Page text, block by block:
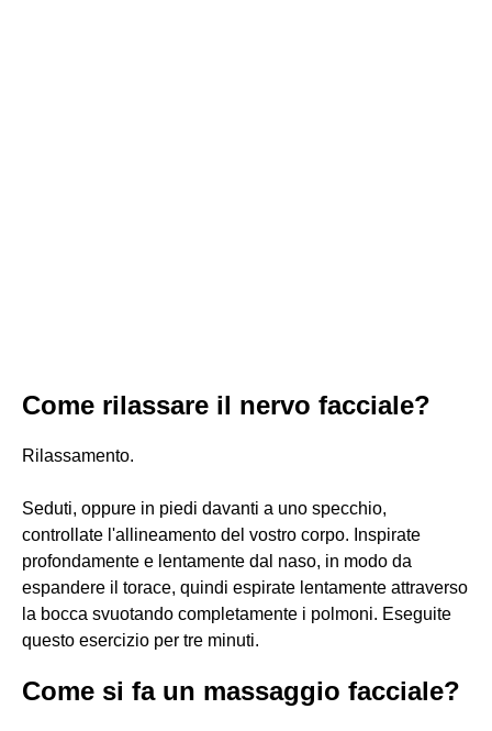
Come rilassare il nervo facciale?
Rilassamento.
Seduti, oppure in piedi davanti a uno specchio,
controllate l'allineamento del vostro corpo. Inspirate
profondamente e lentamente dal naso, in modo da
espandere il torace, quindi espirate lentamente attraverso
la bocca svuotando completamente i polmoni. Eseguite
questo esercizio per tre minuti.
Come si fa un massaggio facciale?